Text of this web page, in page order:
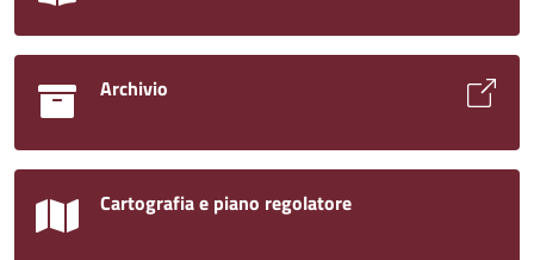
Archivio
Cartografia e piano regolatore